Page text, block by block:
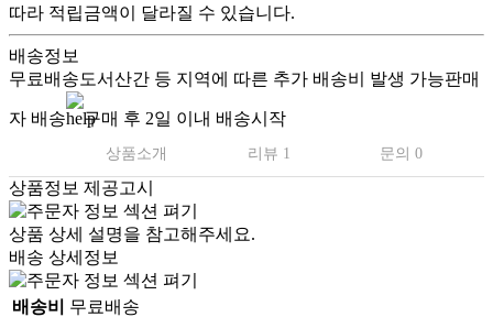
따라 적립금액이 달라질 수 있습니다.
배송정보
무료배송도서산간 등 지역에 따른 추가 배송비 발생 가능판매
자 배송 구매 후 2일 이내 배송시작
상품소개 리뷰 1 문의 0
상품정보 제공고시
상품 상세 설명을 참고해주세요.
배송 상세정보
배송비
무료배송